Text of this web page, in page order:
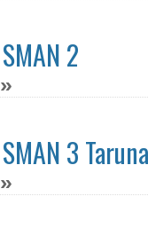
SMAN 2
»
SMAN 3
»